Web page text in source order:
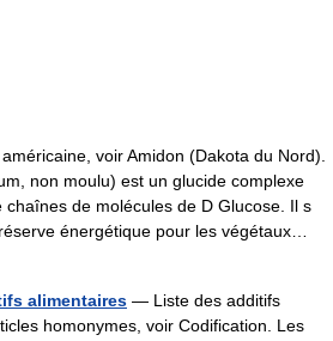
voir Amidon (Dakota du Nord).
non moulu) est un glucide complexe
de molécules de D Glucose. Il s
énergétique pour les végétaux…
alimentaires — Liste des additifs
homonymes, voir Codification. Les